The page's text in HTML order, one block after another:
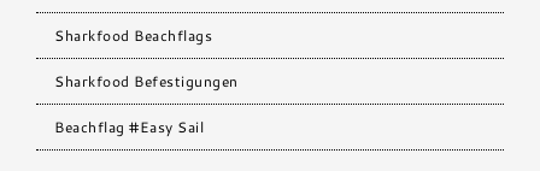
Sharkfood Beachflags
Sharkfood Befestigungen
Beachflag #Easy Sail